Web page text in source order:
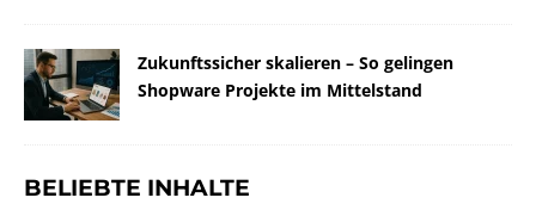
Zukunftssicher skalieren – So gelingen
Shopware Projekte im Mittelstand
BELIEBTE INHALTE